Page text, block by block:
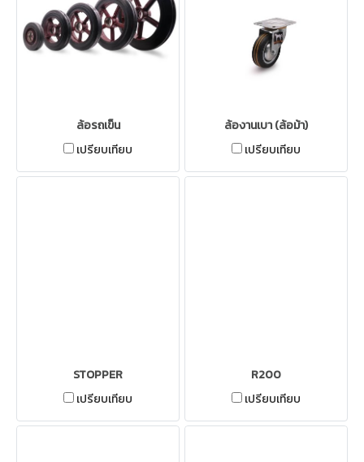
ล้อรถเข็น
เปรียบเทียบ
ล้องานเบา (ล้อม้า)
เปรียบเทียบ
STOPPER
เปรียบเทียบ
R200
เปรียบเทียบ